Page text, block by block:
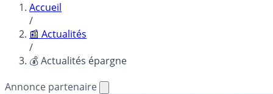
Accueil
/
📰 Actualités
/
💰 Actualités épargne
Annonce partenaire